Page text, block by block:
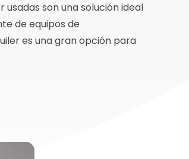
usadas son una solución ideal
de equipos de
es una gran opción para